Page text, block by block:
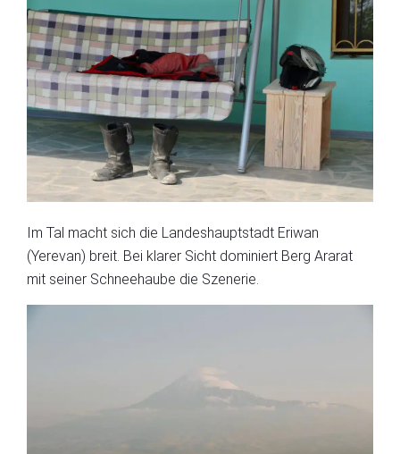
Im Tal macht sich die Landeshauptstadt Eriwan
(Yerevan) breit. Bei klarer Sicht dominiert Berg Ararat
mit seiner Schneehaube die Szenerie.